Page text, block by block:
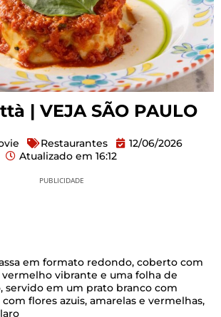
| VEJA SÃO PAULO
Restaurantes
12/06/2026
Atualizado em 16:12
PUBLICIDADE